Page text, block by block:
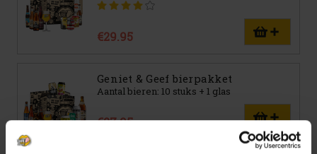
€29.95
Geniet & Geef bierpakket
Aantal bieren: 10 stuks + 1 glas
€27.95